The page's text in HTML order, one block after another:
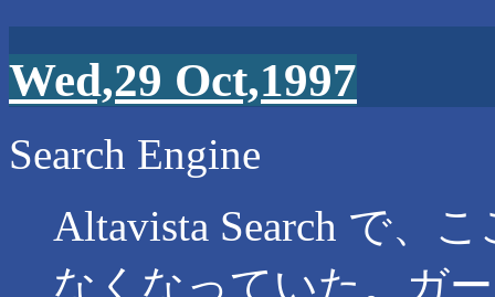
Wed,29 Oct,1997
Search Engine
Altavista Search で、
なくなっていた。ガ